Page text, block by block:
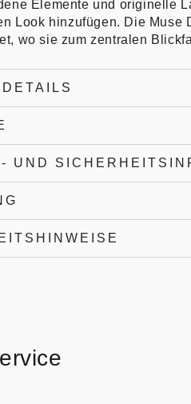
Elemente und originelle
Look hinzufügen. Die Muse
wo sie zum zentralen
UND